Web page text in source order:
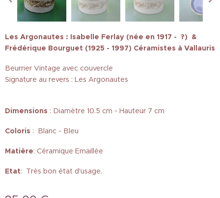
Les Argonautes : Isabelle Ferlay (née en 1917 - ?) &
Frédérique Bourguet (1925 - 1997) Céramistes à Vallauris
Beurrier Vintage avec couvercle
Signature au revers : Les Argonautes
Dimensions : Diamètre 10.5 cm - Hauteur 7 cm
Coloris : Blanc - Bleu
Matière: Céramique Emaillée
Etat: Très bon état d'usage.